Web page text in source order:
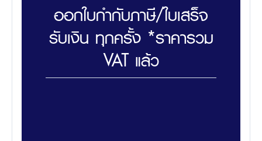
ออกใบกำกับภาษี/ใบเสร็จ
รับเงิน ทุกครั้ง *ราคารวม
VAT แล้ว